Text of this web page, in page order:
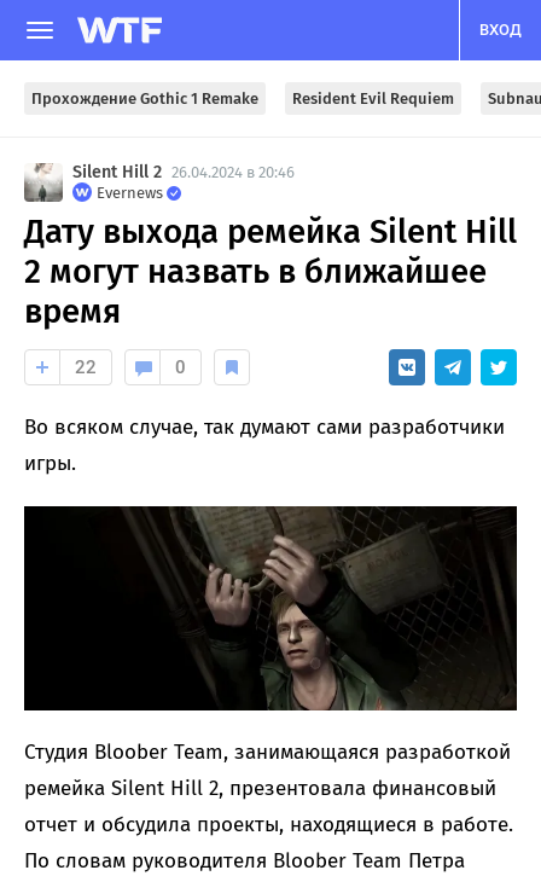
ВХОД
Прохождение Gothic 1 Remake Resident Evil Requiem
Silent Hill 2 26.04.2024 в 20:46
Evernews
Дату выхода ремейка Silent Hill
2 могут назвать в ближайшее
время
22 0
Во всяком случае, так думают сами разработчики
игры.
Студия Bloober Team, занимающаяся разработкой
ремейка Silent Hill 2, презентовала финансовый
отчет и обсудила проекты, находящиеся в работе.
По словам руководителя Bloober Team Петра